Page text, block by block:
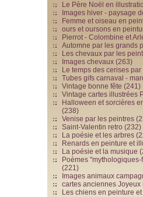
Le Père Noël en
Images hiver - paysage
Femme et oiseau en
ours et oursons en
Pierrot - Colombine et
Automne par les grands
Les chevaux par les
Images chevaux (263)
Le temps des cerises
Tubes gifs carnaval -
Vintage bonne fête (241)
Vintage cartes illustrées
Halloween et sorcières
(238)
Venise par les peintres
Saint-Valentin retro (232)
La poésie et les arbres
Renards en peinture et
La poésie et la musique
Poèmes
(221)
Images animaux
cartes anciennes Joyeux
Les chiens en peinture